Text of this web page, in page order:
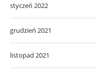
styczeń 2022
grudzień 2021
listopad 2021